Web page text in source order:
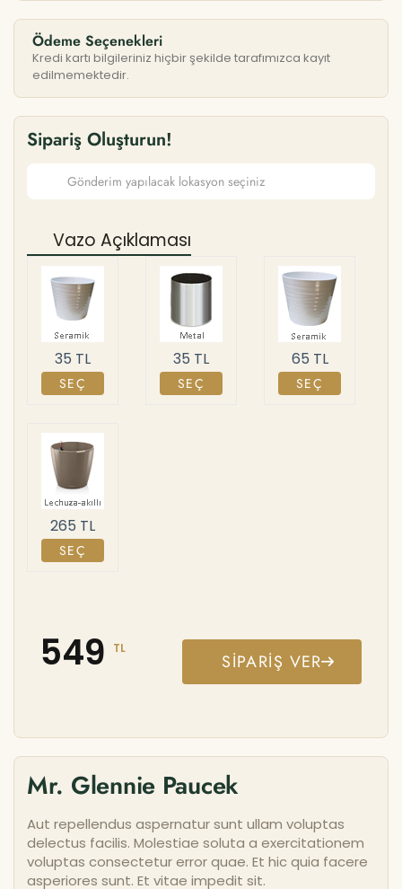
Mr. Glennie Paucek
Aut repellendus aspernatur sunt ullam voluptas
delectus facilis. Molestiae soluta a exercitationem
voluptas consectetur error quae. Et hic quia facere
asperiores sunt. Et vitae impedit sit.
Sipariş Oluşturun!
Vazo Açıklaması
35 TL
SEÇ
35 TL
SEÇ
65 TL
SEÇ
265 TL
SEÇ
549 TL
SIPARIŞ VER
Ödeme Seçenekleri
Kredi kartı bilgileriniz hiçbir şekilde tarafımızca kayıt
edilmemektedir.